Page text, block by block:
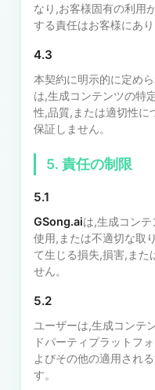
なり,お客様固有の利用
する責任はお客様にあり
4.3
本契約に明示的に定め
は,生成コンテンツの特
性,品質,または適切性に
保証しません。
5. 責任の制限
5.1
GSong.aiは,生成コン
使用,または不適切な取
て生じる損失,損害,また
せん。
5.2
ユーザーは,生成コンテ
ドパーティプラットフ
よびその他の適用され
す。